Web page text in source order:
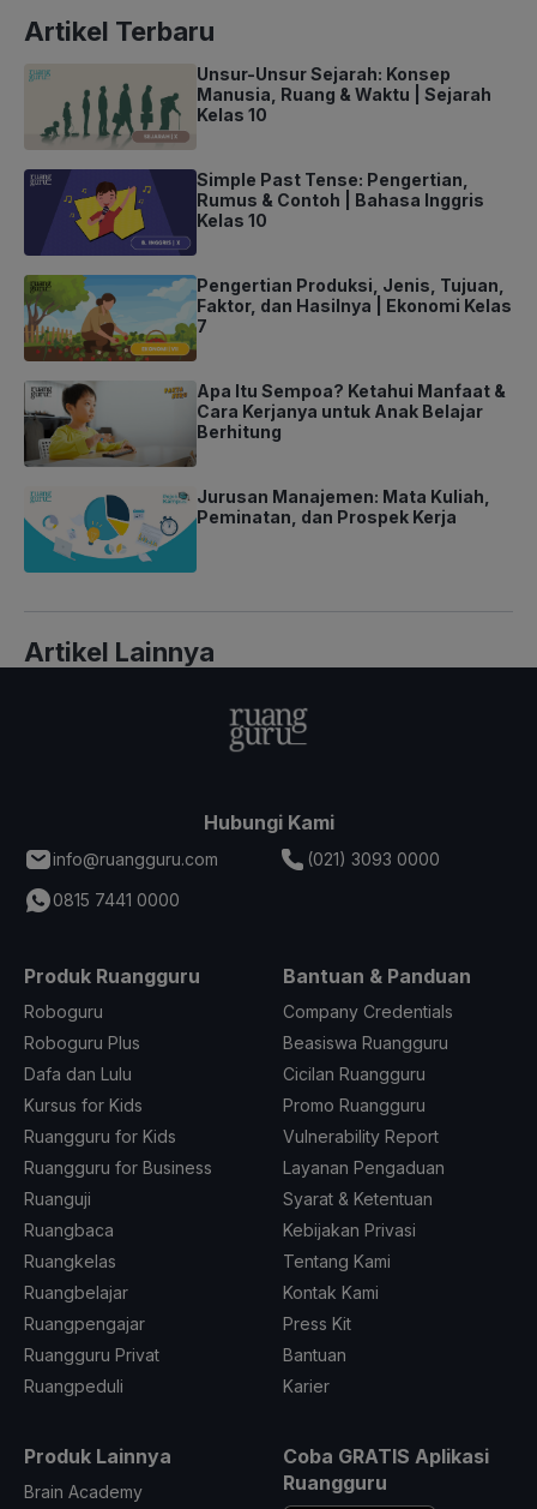
Artikel Terbaru
Unsur-Unsur Sejarah: Konsep
Manusia, Ruang & Waktu | Sejarah
Kelas 10
Simple Past Tense: Pengertian,
Rumus & Contoh | Bahasa Inggris
Kelas 10
Pengertian Produksi, Jenis, Tujuan,
Faktor, dan Hasilnya | Ekonomi Kelas
7
Apa Itu Sempoa? Ketahui Manfaat &
Cara Kerjanya untuk Anak Belajar
Berhitung
Jurusan Manajemen: Mata Kuliah,
Peminatan, dan Prospek Kerja
Artikel Lainnya
Hubungi Kami
info@ruangguru.com
(021) 3093 0000
0815 7441 0000
Produk Ruangguru
Roboguru
Roboguru Plus
Dafa dan Lulu
Kursus for Kids
Ruangguru for Kids
Ruangguru for Business
Ruanguji
Ruangbaca
Ruangkelas
Ruangbelajar
Ruangpengajar
Ruangguru Privat
Ruangpeduli
Bantuan & Panduan
Company Credentials
Beasiswa Ruangguru
Cicilan Ruangguru
Promo Ruangguru
Vulnerability Report
Layanan Pengaduan
Syarat & Ketentuan
Kebijakan Privasi
Tentang Kami
Kontak Kami
Press Kit
Bantuan
Karier
Produk Lainnya
Brain Academy
Coba GRATIS Aplikasi
Ruangguru